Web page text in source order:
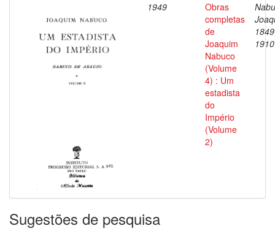
1949
Obras
completas
de
Joaquim
Nabuco
(Volume
4) : Um
estadista
do
Império
(Volume
2)
1910
Sugestões de pesquisa